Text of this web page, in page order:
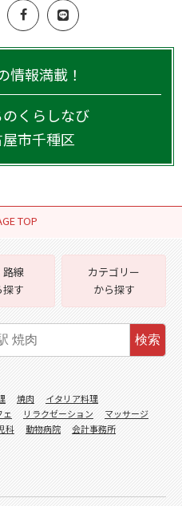
情報満載！
くらしなび
市千種区
TOP
路線
探す
カテゴリー
から探す
検索
焼肉
イタリア料理
リラクゼーション
マッサージ
科 動物病院
会計事務所